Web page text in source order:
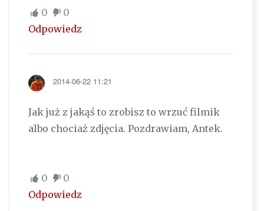
0
0
Odpowiedz
2014-06-22 11:21
Jak już z jakąś to zrobisz to wrzuć filmik
albo chociaż zdjęcia. Pozdrawiam, Antek.
0
0
Odpowiedz